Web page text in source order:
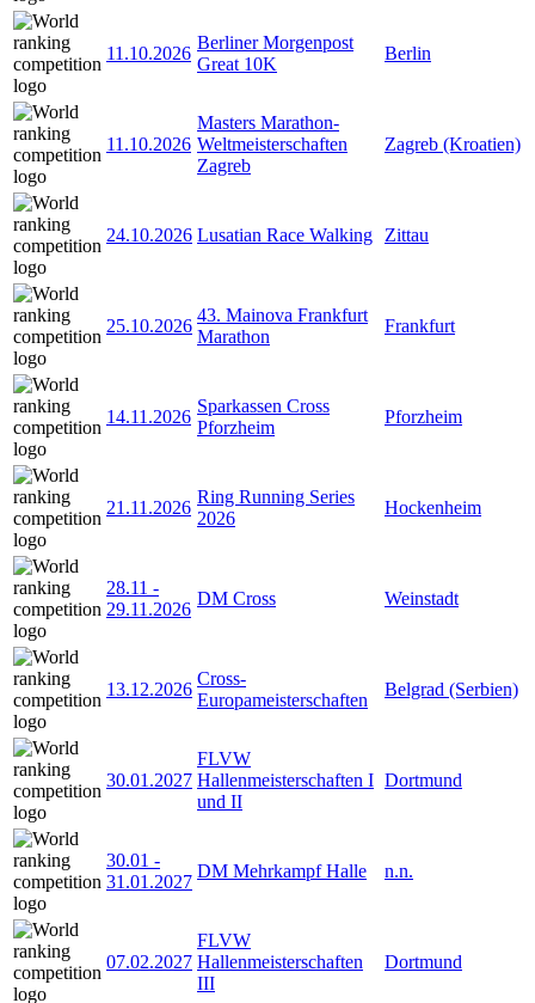
11.10.2026
Berliner Morgenpost
Great 10K
Berlin
11.10.2026
Masters Marathon-
Weltmeisterschaften
Zagreb
Zagreb (Kroatien)
24.10.2026 Lusatian Race Walking Zittau
25.10.2026
43. Mainova Frankfurt
Marathon
Frankfurt
14.11.2026
Sparkassen Cross
Pforzheim
Pforzheim
21.11.2026
Ring Running Series
2026
Hockenheim
28.11 -
29.11.2026
DM Cross Weinstadt
13.12.2026
Cross-
Europameisterschaften
Belgrad (Serbien)
30.01.2027
FLVW
Hallenmeisterschaften I
und II
Dortmund
30.01 -
31.01.2027
DM Mehrkampf Halle n.n.
07.02.2027
FLVW
Hallenmeisterschaften
III
Dortmund